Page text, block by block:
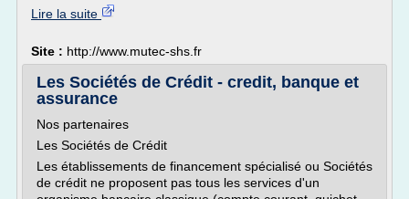
Lire la suite
Site : http://www.mutec-shs.fr
Les Sociétés de Crédit - credit, banque et
assurance
Nos partenaires
Les Sociétés de Crédit
Les établissements de financement spécialisé ou Sociétés
de crédit ne proposent pas tous les services d'un